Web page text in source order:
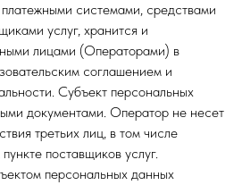
системами, средствами
услуг, хранится и
лицами (Операторами) в
соглашением и
Субъект персональных
документами. Оператор не несет
третьих лиц, в том числе
поставщиков услуг.
персональных данных